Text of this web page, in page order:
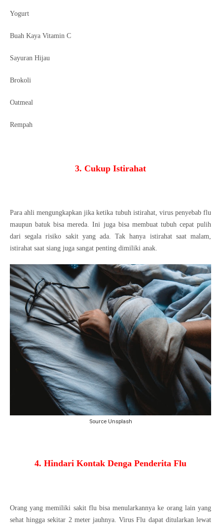
Yogurt
Buah Kaya Vitamin C
Sayuran Hijau
Brokoli
Oatmeal
Rempah
3. Cukup Istirahat
Para ahli mengungkapkan jika ketika tubuh istirahat, virus penyebab flu
maupun batuk bisa mereda. Ini juga bisa membuat tubuh cepat pulih
dari segala risiko sakit yang ada. Tak hanya istirahat saat malam,
istirahat saat siang juga sangat penting dimiliki anak.
Source Unsplash
4. Hindari Kontak Denga Penderita Flu
Orang yang memiliki sakit flu bisa menularkannya ke orang lain yang
sehat hingga sekitar 2 meter jauhnya. Virus Flu dapat ditularkan lewat